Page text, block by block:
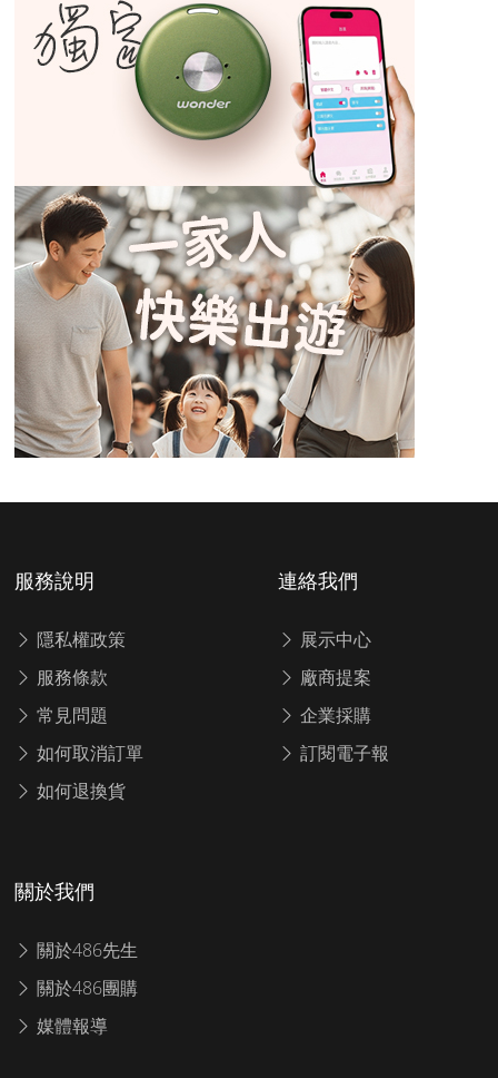
服務說明
隱私權政策
服務條款
常見問題
如何取消訂單
如何退換貨
連絡我們
展示中心
廠商提案
企業採購
訂閱電子報
關於我們
關於486先生
關於486團購
媒體報導